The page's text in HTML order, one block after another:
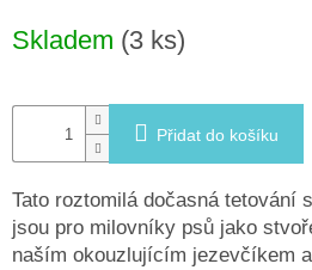
Prodejny
cena:
Skladem (3 ks)
Přidat do košíku
Tato roztomilá dočasná tetování
jsou pro milovníky psů jako
naším okouzlujícím jezevčíkem